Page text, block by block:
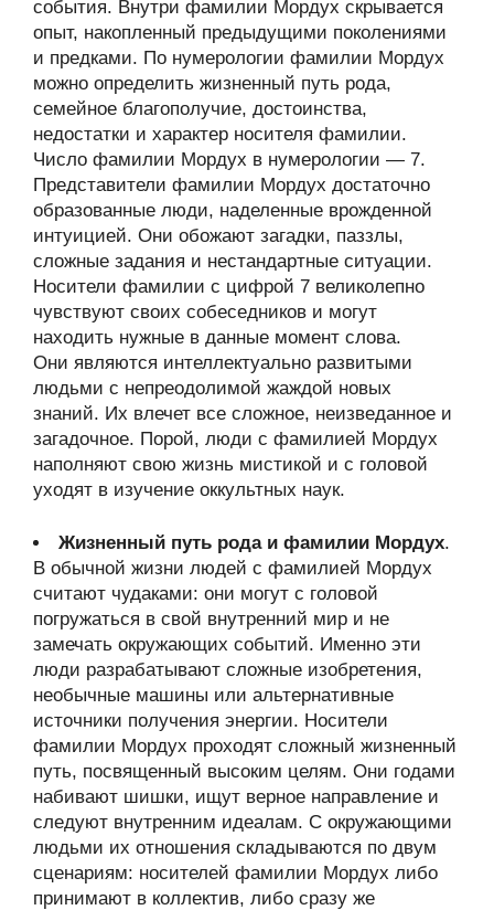
события. Внутри фамилии Мордух скрывается
опыт, накопленный предыдущими поколениями
и предками. По нумерологии фамилии Мордух
можно определить жизненный путь рода,
семейное благополучие, достоинства,
недостатки и характер носителя фамилии.
Число фамилии Мордух в нумерологии — 7.
Представители фамилии Мордух достаточно
образованные люди, наделенные врожденной
интуицией. Они обожают загадки, паззлы,
сложные задания и нестандартные ситуации.
Носители фамилии с цифрой 7 великолепно
чувствуют своих собеседников и могут
находить нужные в данные момент слова.
Они являются интеллектуально развитыми
людьми с непреодолимой жаждой новых
знаний. Их влечет все сложное, неизведанное и
загадочное. Порой, люди с фамилией Мордух
наполняют свою жизнь мистикой и с головой
уходят в изучение оккультных наук.
Жизненный путь рода и фамилии Мордух.
В обычной жизни людей с фамилией Мордух
считают чудаками: они могут с головой
погружаться в свой внутренний мир и не
замечать окружающих событий. Именно эти
люди разрабатывают сложные изобретения,
необычные машины или альтернативные
источники получения энергии. Носители
фамилии Мордух проходят сложный жизненный
путь, посвященный высоким целям. Они годами
набивают шишки, ищут верное направление и
следуют внутренним идеалам. С окружающими
людьми их отношения складываются по двум
сценариям: носителей фамилии Мордух либо
принимают в коллектив, либо сразу же